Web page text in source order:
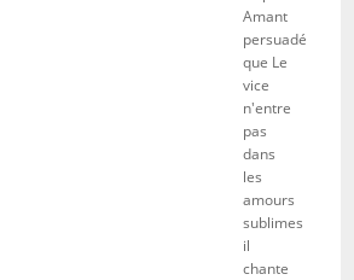
Amant
persuadé
que Le
vice
n'entre
pas
dans
les
amours
sublimes
il
chante